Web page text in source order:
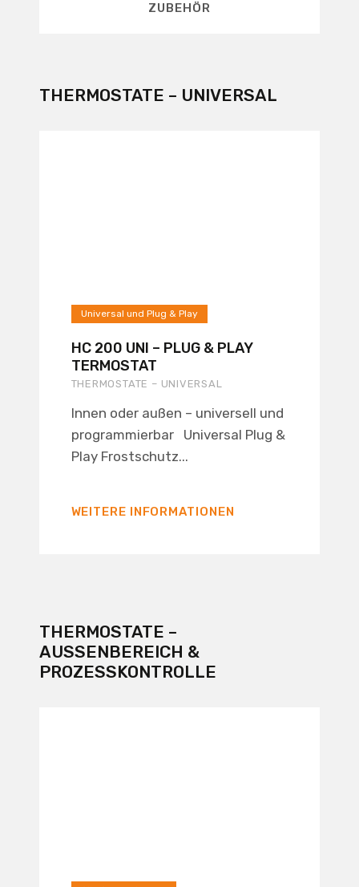
ZUBEHÖR
THERMOSTATE – UNIVERSAL
Universal und Plug & Play
HC 200 UNI – PLUG & PLAY
TERMOSTAT
THERMOSTATE – UNIVERSAL
Innen oder außen – universell und
programmierbar Universal Plug &
Play Frostschutz...
WEITERE INFORMATIONEN
THERMOSTATE –
AUSSENBEREICH & P
ROZESSKONTROLLE